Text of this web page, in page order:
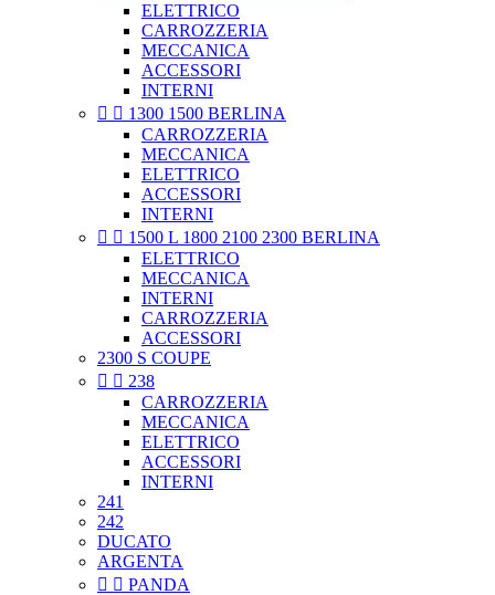
ELETTRICO
CARROZZERIA
MECCANICA
ACCESSORI
INTERNI
  1300 1500 BERLINA
CARROZZERIA
MECCANICA
ELETTRICO
ACCESSORI
INTERNI
  1500 L 1800 2100 2300 BERLINA
ELETTRICO
MECCANICA
INTERNI
CARROZZERIA
ACCESSORI
2300 S COUPE
  238
CARROZZERIA
MECCANICA
ELETTRICO
ACCESSORI
INTERNI
241
242
DUCATO
ARGENTA
  PANDA